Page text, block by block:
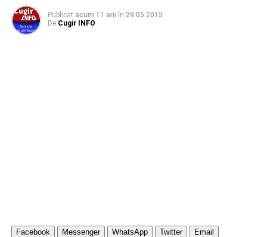
Publicat acum 11 ani în 29.05.2015
De Cugir INFO
Facebook Messenger WhatsApp Twitter Email